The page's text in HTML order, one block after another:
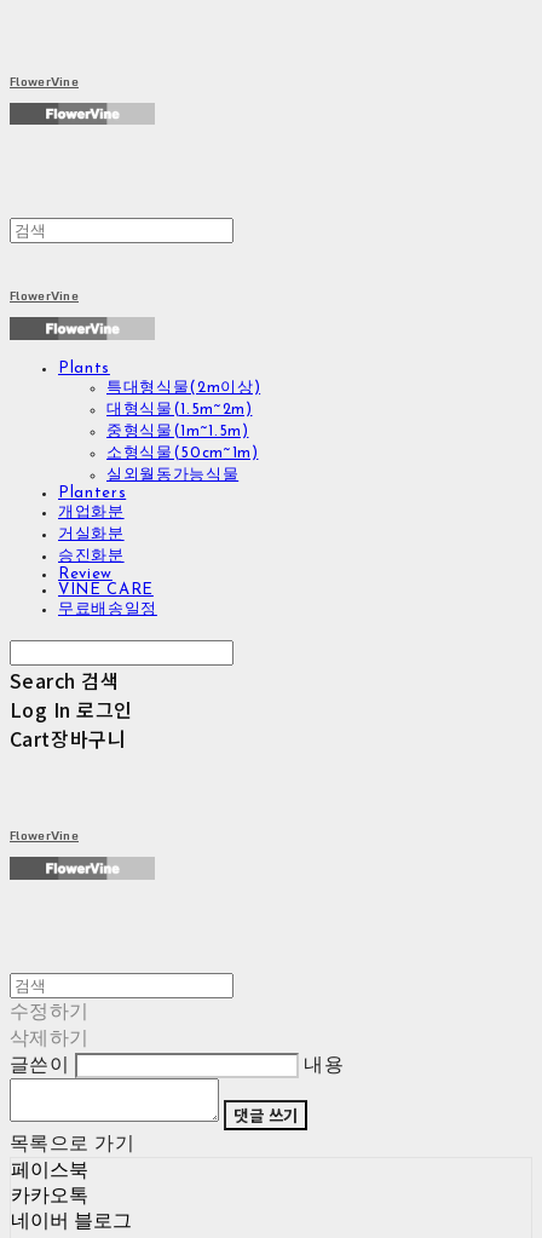
FlowerVine
FlowerVine
Plants
특대형식물(2m이상)
대형식물(1.5m~2m)
중형식물(1m~1.5m)
소형식물(50cm~1m)
실외월동가능식물
Planters
개업화분
거실화분
승진화분
Review
VINE CARE
무료배송일정
Search 검색
Log In 로그인
Cart장바구니
FlowerVine
수정하기
삭제하기
글쓴이
내용
댓글 쓰기
목록으로 가기
페이스북
카카오톡
네이버 블로그